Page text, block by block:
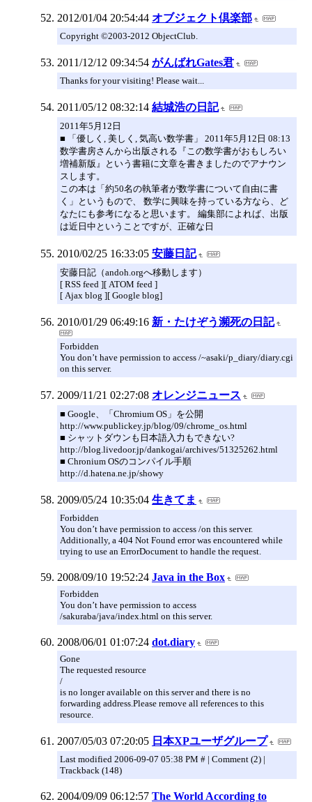
2012/01/04 20:54:44 オブジェクト倶楽部
Copyright ©2003-2012 ObjectClub.
2011/12/12 09:34:54 がんばれGates君
Thanks for your visiting! Please wait...
2011/05/12 08:32:14 結城浩の日記
2011年5月12日
■ 「優しく, 美しく, 気高い数学書」 2011年5月12日 08:13
数学書房さんから出版される『この数学書がおもしろい
増補新版』という書籍に文章を書きましたのでアナウン
スします。
この本は「約50名の執筆者が数学書について自由に書
く」というもので、 数学に興味を持っている方なら、ど
なたにも参考になると思います。 編集部によれば、出版
は近日中ということですが、正確な日
2010/02/25 16:33:05 安藤日記
安藤日記（andoh.orgへ移動します）
[ RSS feed ][ ATOM feed ]
[ Ajax blog ][ Google blog]
2010/01/29 06:49:16 新・たけぞう瀕死の日記
Forbidden
You don’t have permission to access /~asaki/p_diary/diary.cgi
on this server.
2009/11/21 02:27:08 オレンジニュース
■ Google、「Chromium OS」を公開
http://www.publickey.jp/blog/09/chrome_os.html
■ シャットダウンも日本語入力もできない?
http://blog.livedoor.jp/dankogai/archives/51325262.html
■ Chronium OSのコンパイル手順
http://d.hatena.ne.jp/showy
2009/05/24 10:35:04 生きてま
Forbidden
You don’t have permission to access /on this server.
Additionally, a 404 Not Found error was encountered while
trying to use an ErrorDocument to handle the request.
2008/09/10 19:52:24 Java in the Box
Forbidden
You don’t have permission to access
/sakuraba/java/index.html on this server.
2008/06/01 01:07:24 dot.diary
Gone
The requested resource
/
is no longer available on this server and there is no
forwarding address.Please remove all references to this
resource.
2007/05/03 07:20:05 日本XPユーザグループ
Last modified 2006-09-07 05:38 PM # | Comment (2) |
Trackback (148)
2004/09/09 06:12:57 The World According to